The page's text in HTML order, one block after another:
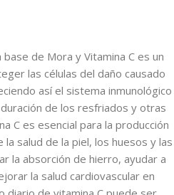
de Mora y Vitamina C es un
las células del daño causado
así el sistema inmunológico
de los resfriados y otras
C es esencial para la producción
salud de la piel, los huesos y las
la absorción de hierro, ayudar a
la salud cardiovascular en